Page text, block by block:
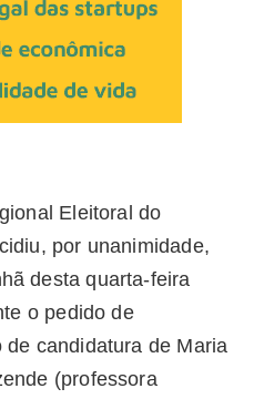
Eleitoral do
por unanimidade,
desta quarta-feira
o pedido de
candidatura de Maria
(professora